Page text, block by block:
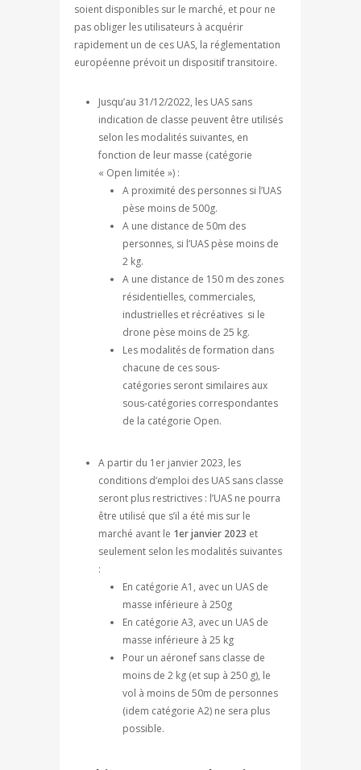
soient disponibles sur le marché, et pour ne
pas obliger les utilisateurs à acquérir
rapidement un de ces UAS, la réglementation
européenne prévoit un dispositif transitoire.
Jusqu’au 31/12/2022, les UAS sans
indication de classe peuvent être utilisés
selon les modalités suivantes, en
fonction de leur masse (catégorie
« Open limitée ») :
A proximité des personnes si l’UAS
pèse moins de 500g.
A une distance de 50m des
personnes, si l’UAS pèse moins de
2 kg.
A une distance de 150 m des zones
résidentielles, commerciales,
industrielles et récréatives si le
drone pèse moins de 25 kg.
Les modalités de formation dans
chacune de ces sous-
catégories seront similaires aux
sous-catégories correspondantes
de la catégorie Open.
A partir du 1er janvier 2023, les
conditions d’emploi des UAS sans classe
seront plus restrictives : l’UAS ne pourra
être utilisé que s’il a été mis sur le
marché avant le 1er janvier 2023 et
seulement selon les modalités suivantes
:
En catégorie A1, avec un UAS de
masse inférieure à 250g
En catégorie A3, avec un UAS de
masse inférieure à 25 kg
Pour un aéronef sans classe de
moins de 2 kg (et sup à 250 g), le
vol à moins de 50m de personnes
(idem catégorie A2) ne sera plus
possible.